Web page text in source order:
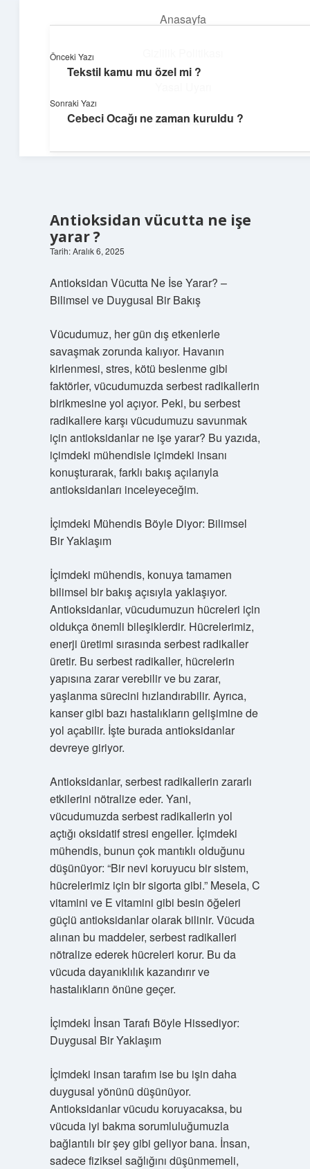
Anasayfa
Hakkımızda
Enerji dolu önerilerle gününü aydınlat!
Antioksidan vücutta ne işe
yarar ?
Tarih: Aralık 6, 2025
Antioksidan Vücutta Ne İse Yarar? –
Bilimsel ve Duygusal Bir Bakış
Vücudumuz, her gün dış etkenlerle
savaşmak zorunda kalıyor. Havanın
kirlenmesi, stres, kötü beslenme gibi
faktörler, vücudumuzda serbest radikallerin
birikmesine yol açıyor. Peki, bu serbest
radikallere karşı vücudumuzu savunmak
için antioksidanlar ne işe yarar? Bu yazıda,
içimdeki mühendisle içimdeki insanı
konuşturarak, farklı bakış açılarıyla
antioksidanları inceleyeceğim.
İçimdeki Mühendis Böyle Diyor: Bilimsel
Bir Yaklaşım
İçimdeki mühendis, konuya tamamen
bilimsel bir bakış açısıyla yaklaşıyor.
Antioksidanlar, vücudumuzun hücreleri için
oldukça önemli bileşiklerdir. Hücrelerimiz,
enerji üretimi sırasında serbest radikaller
üretir. Bu serbest radikaller, hücrelerin
yapısına zarar verebilir ve bu zarar,
yaşlanma sürecini hızlandırabilir. Ayrıca,
kanser gibi bazı hastalıkların gelişimine de
yol açabilir. İşte burada antioksidanlar
devreye giriyor.
Antioksidanlar, serbest radikallerin zararlı
etkilerini nötralize eder. Yani,
vücudumuzda serbest radikallerin yol
açtığı oksidatif stresi engeller. İçimdeki
mühendis, bunun çok mantıklı olduğunu
düşünüyor: “Bir nevi koruyucu bir sistem,
hücrelerimiz için bir sigorta gibi.” Mesela, C
vitamini ve E vitamini gibi besin öğeleri
güçlü antioksidanlar olarak bilinir. Vücuda
alınan bu maddeler, serbest radikalleri
nötralize ederek hücreleri korur. Bu da
vücuda dayanıklılık kazandırır ve
hastalıkların önüne geçer.
İçimdeki İnsan Tarafı Böyle Hissediyor:
Duygusal Bir Yaklaşım
İçimdeki insan tarafım ise bu işin daha
duygusal yönünü düşünüyor.
Antioksidanlar vücudu koruyacaksa, bu
vücuda iyi bakma sorumluluğumuzla
bağlantılı bir şey gibi geliyor bana. İnsan,
sadece fiziksel sağlığını düşünmemeli,
Önceki Yazı
Tekstil kamu mu özel mi ?
Sonraki Yazı
Cebeci Ocağı ne zaman kuruldu ?